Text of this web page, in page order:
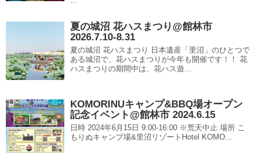
夏の城沼 花ハスまつり@館林市
2026.7.10-8.31
夏の城沼 花ハスまつり 日本遺産「里沼」のひとつで
ある城沼で、花ハスまつりが今年も開催です！！ 花
ハスまつりの期間中は、花ハス遊...
KOMORINUキャンプ&BBQ場オープン
記念イベント@館林市 2024.6.15
日時 2024年6月15日 9:00-16:00 ※荒天中止 場所 こ
もりぬキャンプ場&里沼リゾートHotel KOMO...